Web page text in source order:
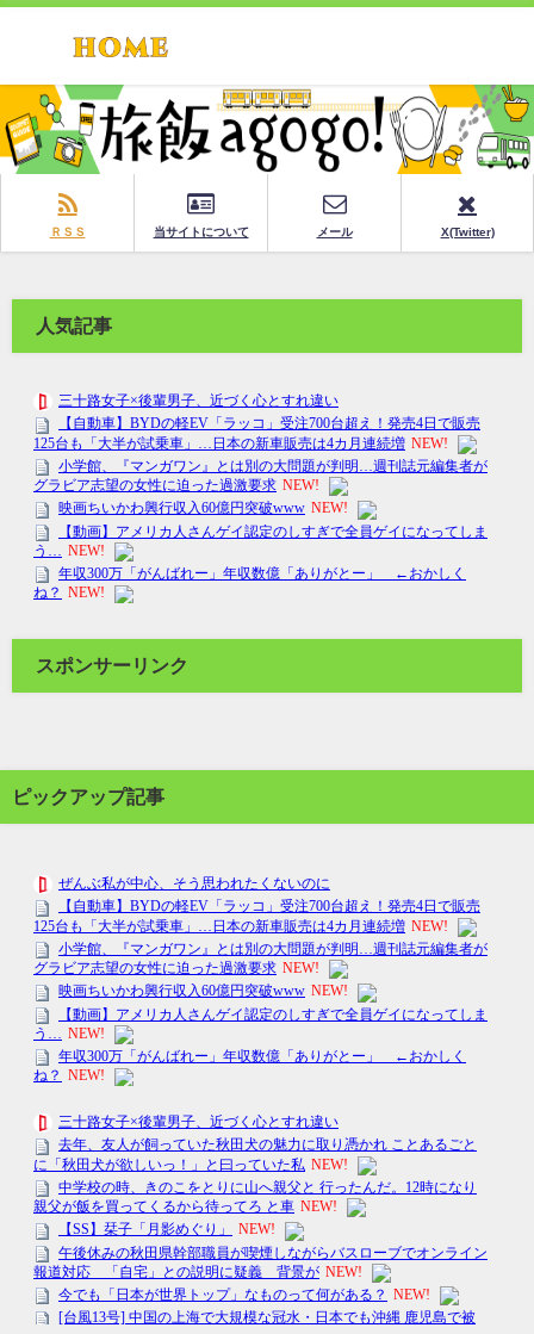
ＲＳＳ 当サイトについて メール X(Twitter)
人気記事
スポンサーリンク
ピックアップ記事